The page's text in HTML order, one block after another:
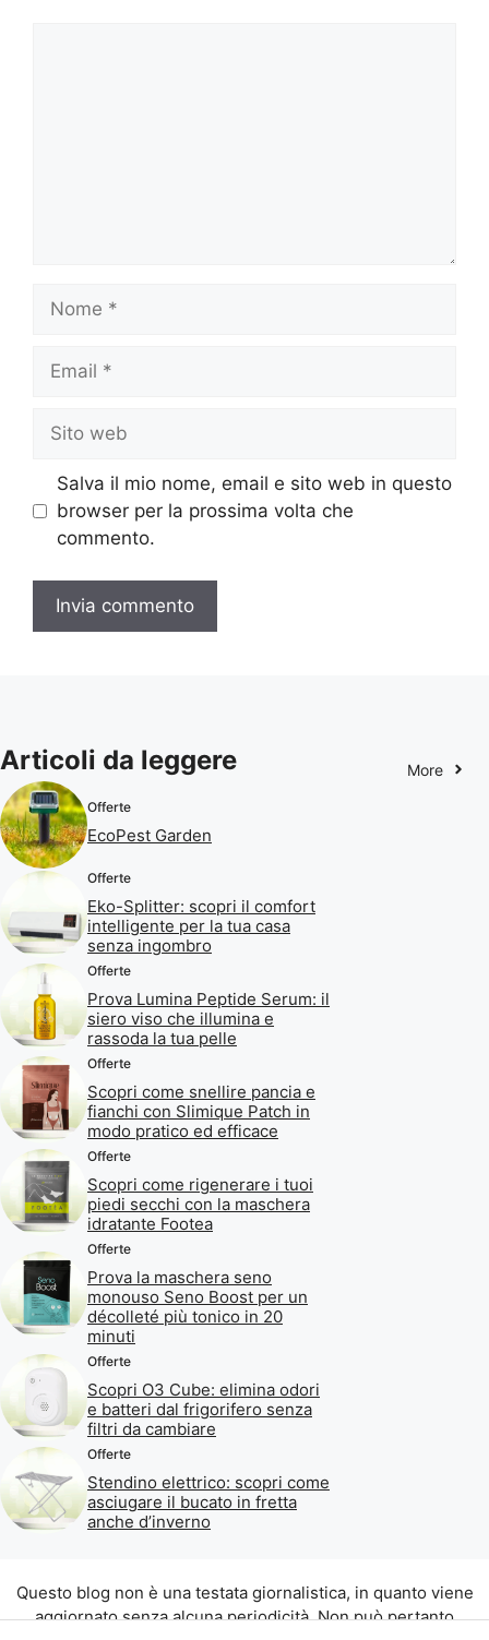
Nome
Email
Sito
web
Salva il mio nome, email e sito web in questo
browser per la prossima volta che
commento.
Articoli da leggere More
Offerte
EcoPest Garden
Offerte
Eko-Splitter: scopri il comfort
intelligente per la tua casa
senza ingombro
Offerte
Prova Lumina Peptide Serum: il
siero viso che illumina e
rassoda la tua pelle
Offerte
Scopri come snellire pancia e
fianchi con Slimique Patch in
modo pratico ed efficace
Offerte
Scopri come rigenerare i tuoi
piedi secchi con la maschera
idratante Footea
Offerte
Prova la maschera seno
monouso Seno Boost per un
décolleté più tonico in 20
minuti
Offerte
Scopri O3 Cube: elimina odori
e batteri dal frigorifero senza
filtri da cambiare
Offerte
Stendino elettrico: scopri come
asciugare il bucato in fretta
anche d’inverno
Questo blog non è una testata giornalistica, in quanto viene
aggiornato senza alcuna periodicità. Non può pertanto